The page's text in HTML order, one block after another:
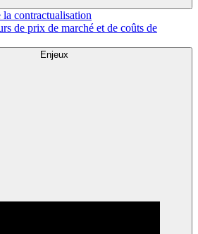
contractualisation
de prix de marché et de coûts de
Enjeux